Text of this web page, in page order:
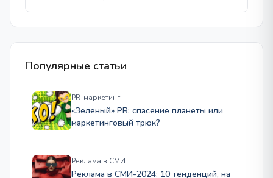
Популярные статьи
PR-маркетинг
«Зеленый» PR: спасение планеты или
маркетинговый трюк?
Реклама в СМИ
Реклама в СМИ-2024: 10 тенденций, на